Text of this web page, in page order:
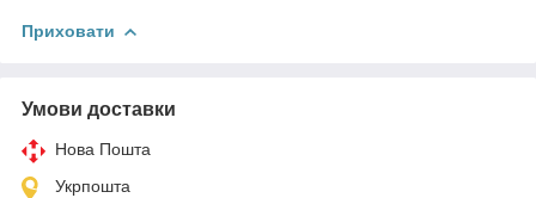
Приховати
Умови доставки
Нова Пошта
Укрпошта